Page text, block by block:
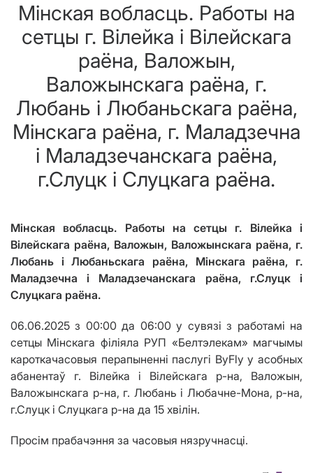
Мінская вобласць. Работы на
сетцы г. Вілейка і Вілейскага
раёна, Валожын,
Валожынскага раёна, г.
Любань і Любаньскага раёна,
Мінскага раёна, г. Маладзечна
і Маладзечанскага раёна,
г.Слуцк і Слуцкага раёна.
Мінская вобласць. Работы на сетцы г. Вілейка і
Вілейскага раёна, Валожын, Валожынскага раёна, г.
Любань і Любаньскага раёна, Мінскага раёна, г.
Маладзечна і Маладзечанскага раёна, г.Слуцк і
Слуцкага раёна.
06.06.2025 з 00:00 да 06:00 у сувязі з работамі на
сетцы Мінскага філіяла РУП «Белтэлекам» магчымы
кароткачасовыя перапыненні паслугі ByFly у асобных
абанентаў г. Вілейка і Вілейскага р-на, Валожын,
Валожынскага р-на, г. Любань і Любачне-Мона, р-на,
г.Слуцк і Слуцкага р-на да 15 хвілін.
Просім прабачэння за часовыя нязручнасці.